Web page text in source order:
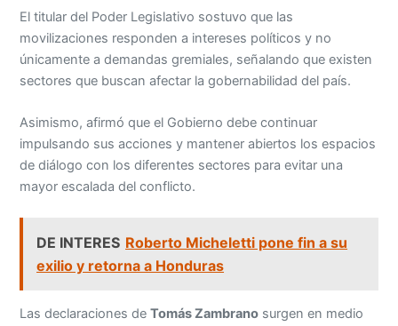
El titular del Poder Legislativo sostuvo que las
movilizaciones responden a intereses políticos y no
únicamente a demandas gremiales, señalando que existen
sectores que buscan afectar la gobernabilidad del país.
Asimismo, afirmó que el Gobierno debe continuar
impulsando sus acciones y mantener abiertos los espacios
de diálogo con los diferentes sectores para evitar una
mayor escalada del conflicto.
DE INTERES Roberto Micheletti pone fin a su
exilio y retorna a Honduras
Las declaraciones deTomás Zambrano surgen en medio